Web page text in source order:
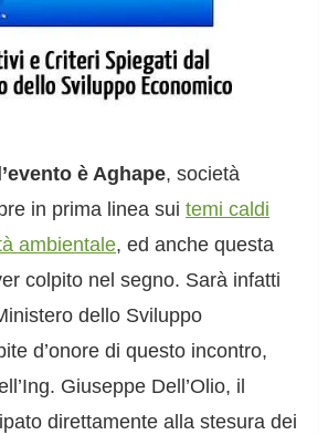
è Aghape, società
in prima linea suitemi caldi
ambientale, ed anche questa
colpito nel segno. Sarà infatti
dello Sviluppo
d’onore di questo incontro,
Giuseppe Dell’Olio, il
direttamente alla stesura dei